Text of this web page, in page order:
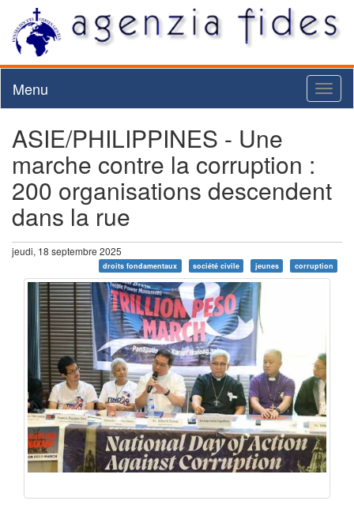
Menu
ASIE/PHILIPPINES - Une
marche contre la corruption :
200 organisations descendent
dans la rue
jeudi, 18 septembre 2025
droits fondamentaux société civile jeunes corruption